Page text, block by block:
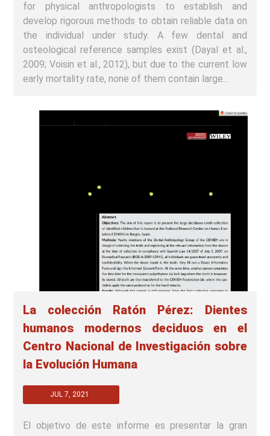
for physical anthropologists to establish and
develop rigorous methods to obtain reliable data on
the individual under study. A few dental and
osteological reference samples exist (Dayal et al.,
2009; Voisin et al., 2012), but due to the current low
early mortality rate, none of them contain large...
La colección Ratón Pérez: Dientes
humanos modernos deciduos en el
Centro Nacional de Investigación sobre
la Evolución Humana
JUL 7, 2021
El objetivo de este informe es presentar la gran